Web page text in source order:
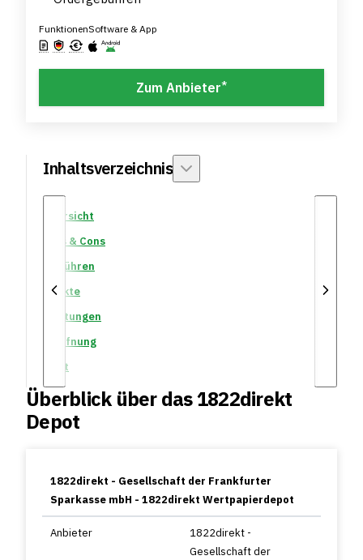
FunktionenSoftware & App
Zum Anbieter*
Inhaltsverzeichnis
Übersicht
Pros & Cons
Gebühren
Märkte
Leistungen
Eröffnung
Fazit
Überblick über das 1822direkt
Depot
1822direkt - Gesellschaft der Frankfurter
Sparkasse mbH - 1822direkt Wertpapierdepot
Anbieter
1822direkt -
Gesellschaft der